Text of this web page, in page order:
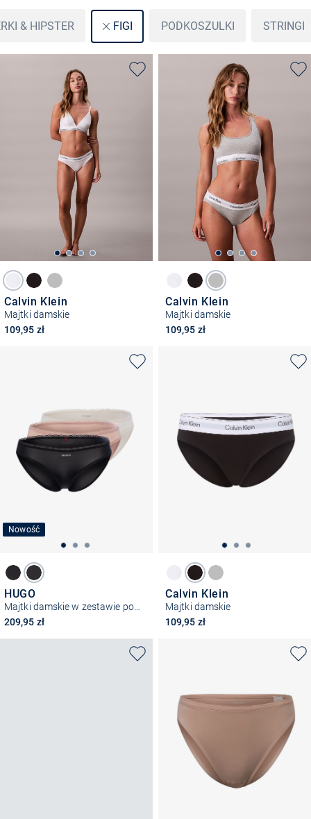
& HIPSTER FIGI PODKOSZULKI STRINGI
Calvin Klein
Majtki damskie
109,95 zł
Calvin Klein
Majtki damskie
109,95 zł
Nowość
HUGO
Majtki damskie w zestawie po 3 sztuki
209,95 zł
Calvin Klein
Majtki damskie
109,95 zł